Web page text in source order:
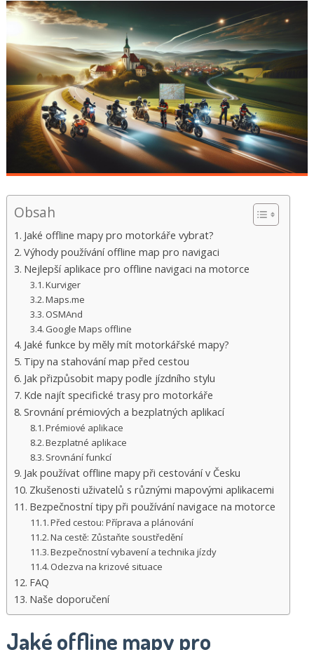
Obsah
Jaké offline mapy pro motorkáře vybrat?
Výhody používání offline map pro navigaci
Nejlepší aplikace pro offline navigaci na motorce
Kurviger
Maps.me
OSMAnd
Google Maps offline
Jaké funkce by měly mít motorkářské mapy?
Tipy na stahování map před cestou
Jak přizpůsobit mapy podle jízdního stylu
Kde najít specifické trasy pro motorkáře
Srovnání prémiových a bezplatných aplikací
Prémiové aplikace
Bezplatné aplikace
Srovnání funkcí
Jak používat offline mapy při cestování v Česku
Zkušenosti uživatelů s různými mapovými aplikacemi
Bezpečnostní tipy při používání navigace na motorce
Před cestou: Příprava a plánování
Na cestě: Zůstaňte soustředění
Bezpečnostní vybavení a technika jízdy
Odezva na krizové situace
FAQ
Naše doporučení
Jaké offline mapy pro